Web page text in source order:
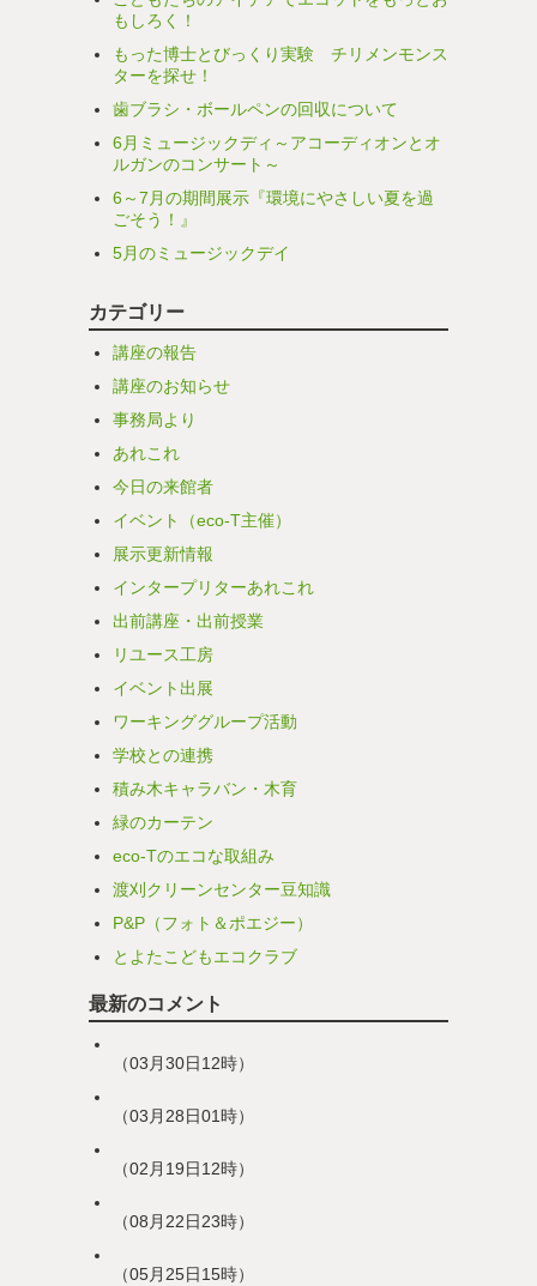
もしろく！
もった博士とびっくり実験 チリメンモンス
ターを探せ！
歯ブラシ・ボールペンの回収について
6月ミュージックディ～アコーディオンとオ
ルガンのコンサート～
6～7月の期間展示『環境にやさしい夏を過
ごそう！』
5月のミュージックデイ
カテゴリー
講座の報告
講座のお知らせ
事務局より
あれこれ
今日の来館者
イベント（eco-T主催）
展示更新情報
インタープリターあれこれ
出前講座・出前授業
リユース工房
イベント出展
ワーキンググループ活動
学校との連携
積み木キャラバン・木育
緑のカーテン
eco-Tのエコな取組み
渡刈クリーンセンター豆知識
P&P（フォト＆ポエジー）
とよたこどもエコクラブ
最新のコメント
（03月30日12時）
（03月28日01時）
（02月19日12時）
（08月22日23時）
（05月25日15時）